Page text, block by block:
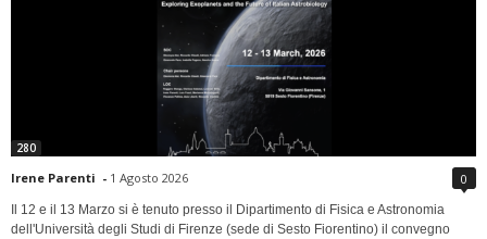
280
Irene Parenti - 1 Agosto 2026 0
Il 12 e il 13 Marzo si è tenuto presso il Dipartimento di Fisica e Astronomia
dell'Università degli Studi di Firenze (sede di Sesto Fiorentino) il convegno